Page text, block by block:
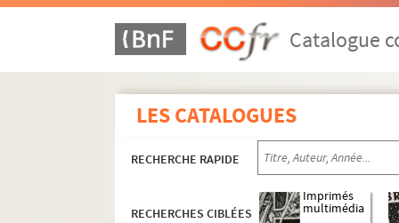
Catalogue
LES CATALOGUES
RECHERCHE RAPIDE
RECHERCHES CIBLÉES
Imprimés
multimédia